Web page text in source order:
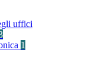
uffici
1